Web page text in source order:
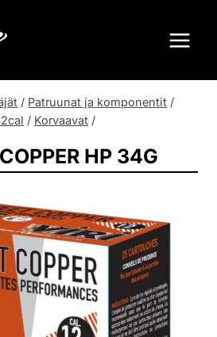
/ Patruunat ja komponentit /
/ Korvaavat /
HP 34G